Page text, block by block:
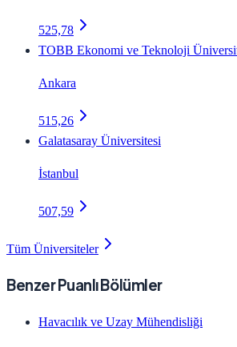
525,78
TOBB Ekonomi ve Teknoloji
Ankara
515,26
Galatasaray Üniversitesi
İstanbul
507,59
Tüm Üniversiteler
Benzer Puanlı Bölümler
Havacılık ve Uzay Mühendisliği